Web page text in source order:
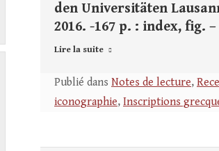
den Universitäten
2016. -167 p. : index, fig. –
Lire la suite
Publié dans Notes de lecture,
iconographie, Inscriptions